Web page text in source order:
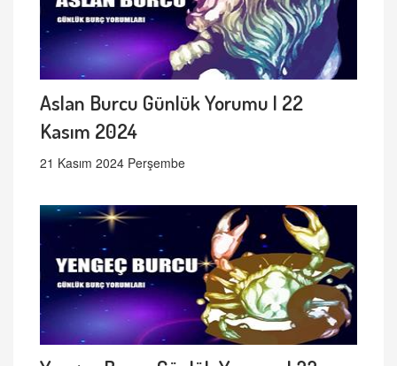
Aslan Burcu Günlük Yorumu | 22
Kasım 2024
21 Kasım 2024 Perşembe